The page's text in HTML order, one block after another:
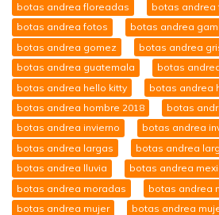
botas andrea floreadas
botas andrea
botas andrea fotos
botas andrea
botas andrea gomez
botas andrea
botas andrea guatemala
botas
botas andrea hello kitty
botas andrea
botas andrea hombre 2018
botas
botas andrea invierno
botas andrea
botas andrea largas
botas andrea
botas andrea lluvia
botas andrea
botas andrea moradas
botas andrea
botas andrea mujer
botas andrea